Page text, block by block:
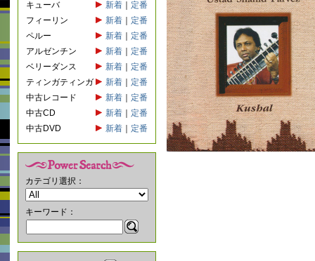
キューバ 新着
定番
フィーリン
新着
定番
ペルー
新着
定番
アルゼンチン
新着
定番
ベリーダンス
新着
定番
ティンガティンガ
新着
定番
中古レコード
新着
定番
中古CD
新着
定番
中古DVD
新着 定番
カテゴリ選択：
キーワード：